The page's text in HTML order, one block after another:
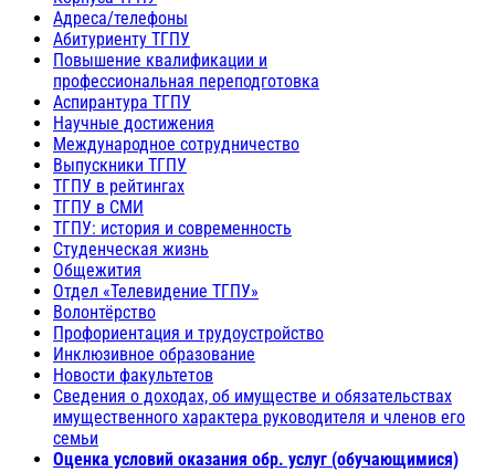
Адреса/телефоны
Абитуриенту ТГПУ
Повышение квалификации и
профессиональная переподготовка
Аспирантура ТГПУ
Научные достижения
Международное сотрудничество
Выпускники ТГПУ
ТГПУ в рейтингах
ТГПУ в СМИ
ТГПУ: история и современность
Студенческая жизнь
Общежития
Отдел «Телевидение ТГПУ»
Волонтёрство
Профориентация и трудоустройство
Инклюзивное образование
Новости факультетов
Сведения о доходах, об имуществе и обязательствах
имущественного характера руководителя и членов его
семьи
Оценка условий оказания обр. услуг (обучающимися)